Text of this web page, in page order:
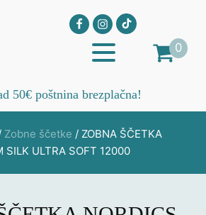
0
50€ poštnina brezplačna!
Zobne ščetke / ZOBNA ŠČETKA
SILK ULTRA SOFT 12000